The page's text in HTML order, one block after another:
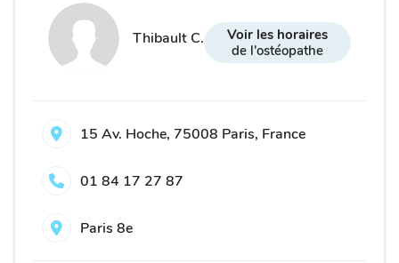
Thibault C.
Voir les horaires
de l'ostéopathe
15 Av. Hoche, 75008 Paris, France
01 84 17 27 87
Paris 8e